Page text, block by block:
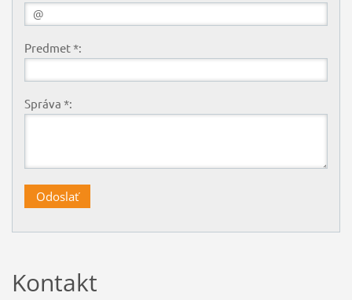
Predmet *:
Správa *:
Kontakt